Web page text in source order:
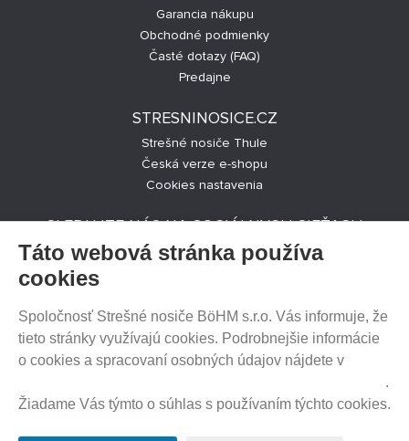
Garancia nákupu
Obchodné podmienky
Časté dotazy (FAQ)
Predajne
STRESNINOSICE.CZ
Strešné nosiče Thule
Česká verze e-shopu
Cookies nastavenia
SLEDUJTE NÁS NA SOCIÁLNYCH SIEŤACH
PREDAJ NA SPLÁTKY
HEUREKA.SK
Táto webová stránka používa
cookies
Spoločnosť Strešné nosiče BöHM s.r.o. Vás informuje, že
tieto stránky využívajú cookies. Podrobnejšie informácie
o cookies a spracovaní osobných údajov nájdete v
.
Žiadame Vás týmto o súhlas s používaním týchto cookies.